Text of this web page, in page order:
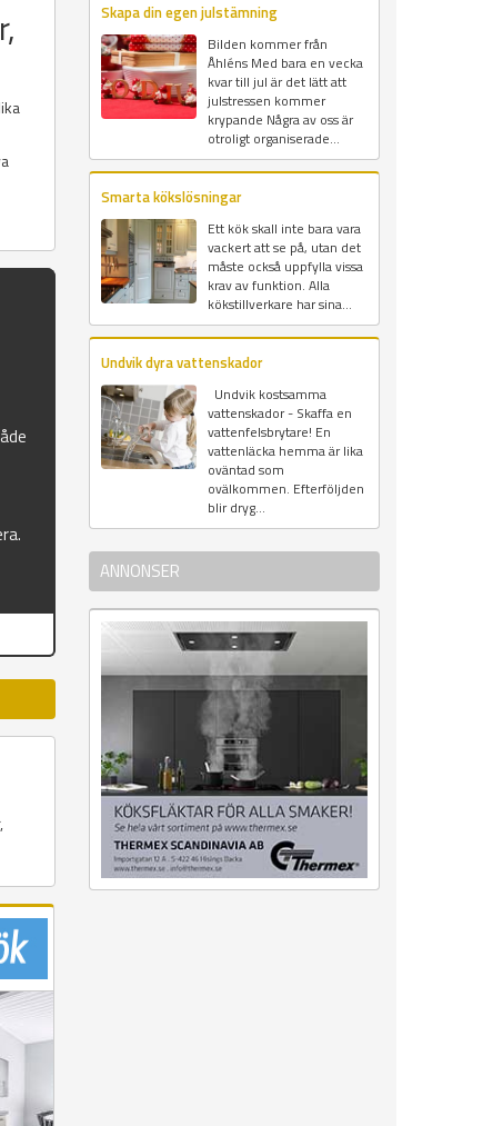
Skapa din egen julstämning
Bilden kommer från
Åhléns Med bara en vecka
kvar till jul är det lätt att
julstressen kommer
krypande Några av oss är
otroligt organiserade...
Smarta kökslösningar
Ett kök skall inte bara vara
vackert att se på, utan det
måste också uppfylla vissa
krav av funktion. Alla
kökstillverkare har sina...
Undvik dyra vattenskador
Undvik kostsamma
vattenskador - Skaffa en
vattenfelsbrytare! En
vattenläcka hemma är lika
oväntad som
ovälkommen. Efterföljden
blir dryg...
ANNONSER